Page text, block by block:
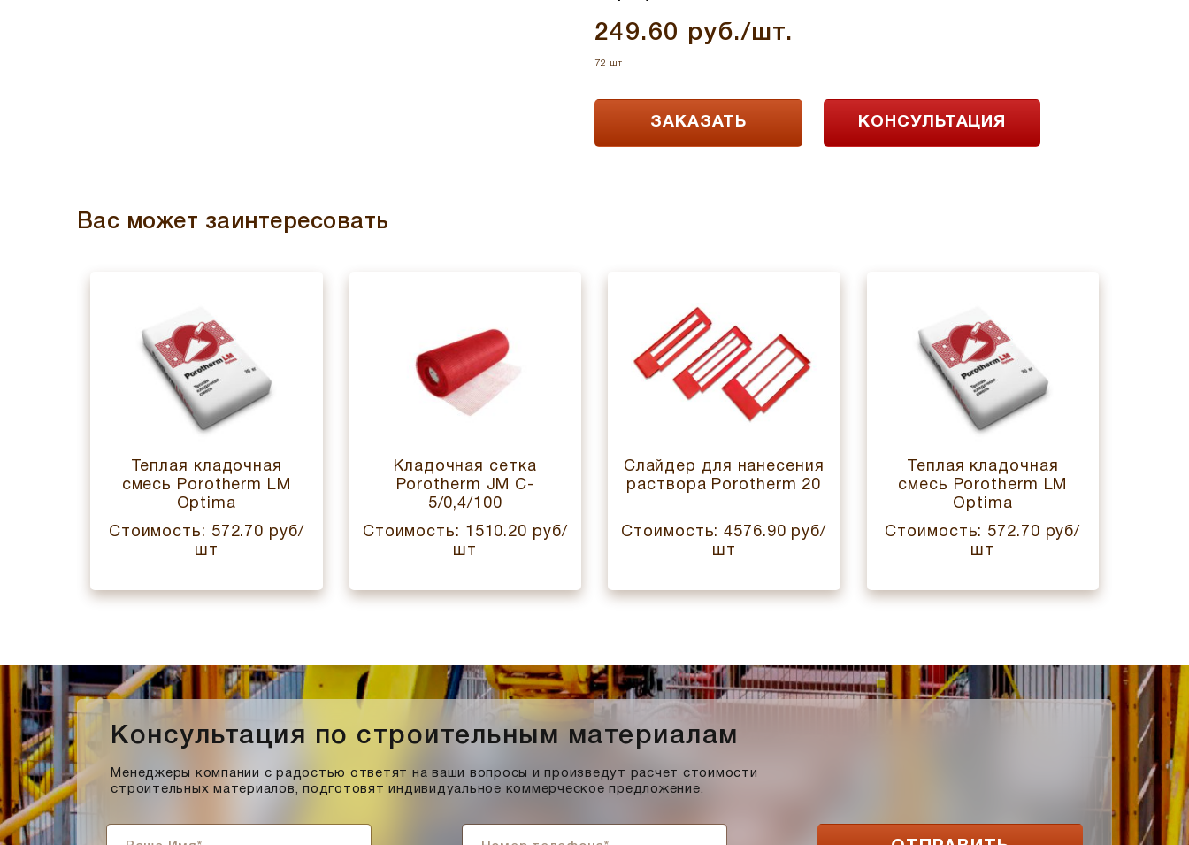
249.60 руб./шт.
72 шт
ЗАКАЗАТЬ КОНСУЛЬТАЦИЯ
Вас может заинтересовать
Теплая кладочная
смесь Porotherm LM
Optima
Стоимость: 572.70 руб/
шт
Кладочная сетка
Porotherm JM C-
5/0,4/100
Стоимость: 1510.20 руб/
шт
Слайдер для нанесения
раствора Porotherm 20
Стоимость: 4576.90 руб/
шт
Теплая кладочная
смесь Porotherm LM
Optima
Стоимость: 572.70 руб/
шт
Консультация по строительным материалам
Менеджеры компании с радостью ответят на ваши вопросы и произведут расчет стоимости
строительных материалов, подготовят индивидуальное коммерческое предложение.